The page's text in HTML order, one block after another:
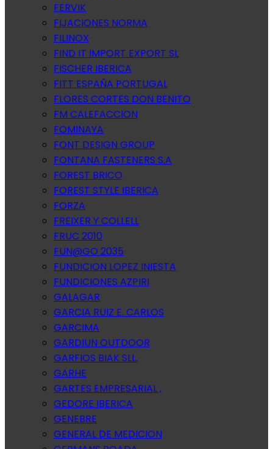
FERVIK
FIJACIONES NORMA
FILINOX
FIND IT IMPORT EXPORT SL
FISCHER IBERICA
FITT ESPAÑA PORTUGAL
FLORES CORTES DON BENITO
FM CALEFACCION
FOMINAYA
FONT DESIGN GROUP
FONTANA FASTENERS S.A
FOREST BRICO
FOREST STYLE IBERICA
FORZA
FREIXER Y COLLELL
FRUC 2010
FUN@GO 2035
FUNDICION LOPEZ INIESTA
FUNDICIONES AZPIRI
GALAGAR
GARCIA RUIZ E. CARLOS
GARCIMA
GARDIUN OUTDOOR
GARFIOS BIAK SLL.
GARHE
GARTES EMPRESARIAL ,
GEDORE IBERICA
GENEBRE
GENERAL DE MEDICION